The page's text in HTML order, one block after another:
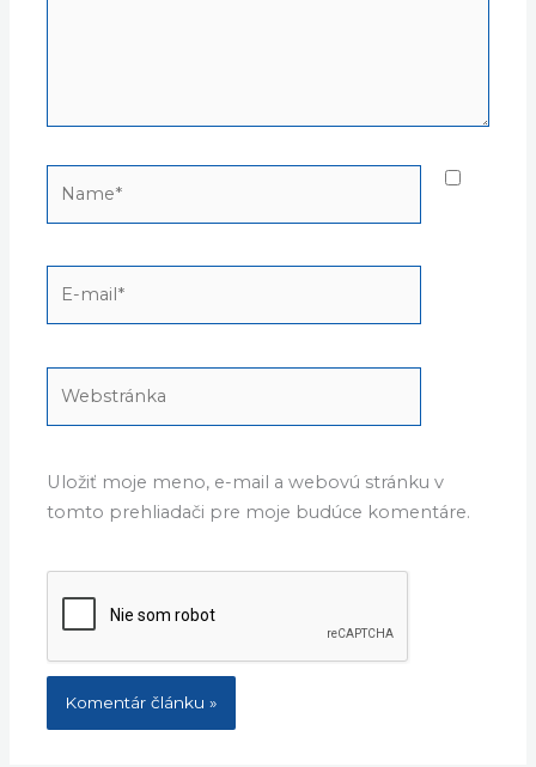
Uložiť moje meno, e-mail a webovú stránku v
tomto prehliadači pre moje budúce komentáre.